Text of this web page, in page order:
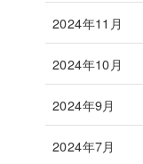
2024年11月
2024年10月
2024年9月
2024年7月